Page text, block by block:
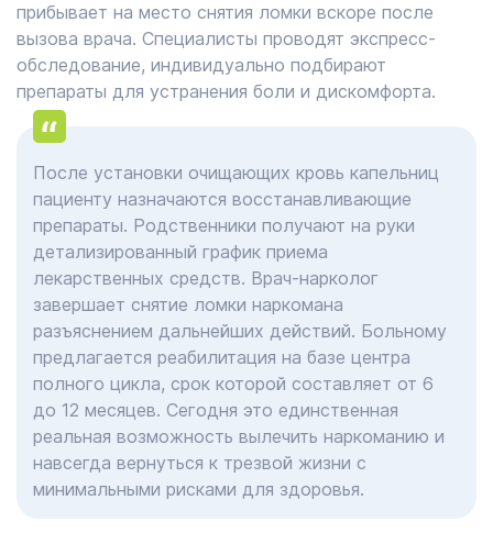
прибывает на место снятия ломки вскоре после
вызова врача. Специалисты проводят экспресс-
обследование, индивидуально подбирают
препараты для устранения боли и дискомфорта.
После установки очищающих кровь капельниц
пациенту назначаются восстанавливающие
препараты. Родственники получают на руки
детализированный график приема
лекарственных средств. Врач-нарколог
завершает снятие ломки наркомана
разъяснением дальнейших действий. Больному
предлагается реабилитация на базе центра
полного цикла, срок которой составляет от 6
до 12 месяцев. Сегодня это единственная
реальная возможность вылечить наркоманию и
навсегда вернуться к трезвой жизни с
минимальными рисками для здоровья.